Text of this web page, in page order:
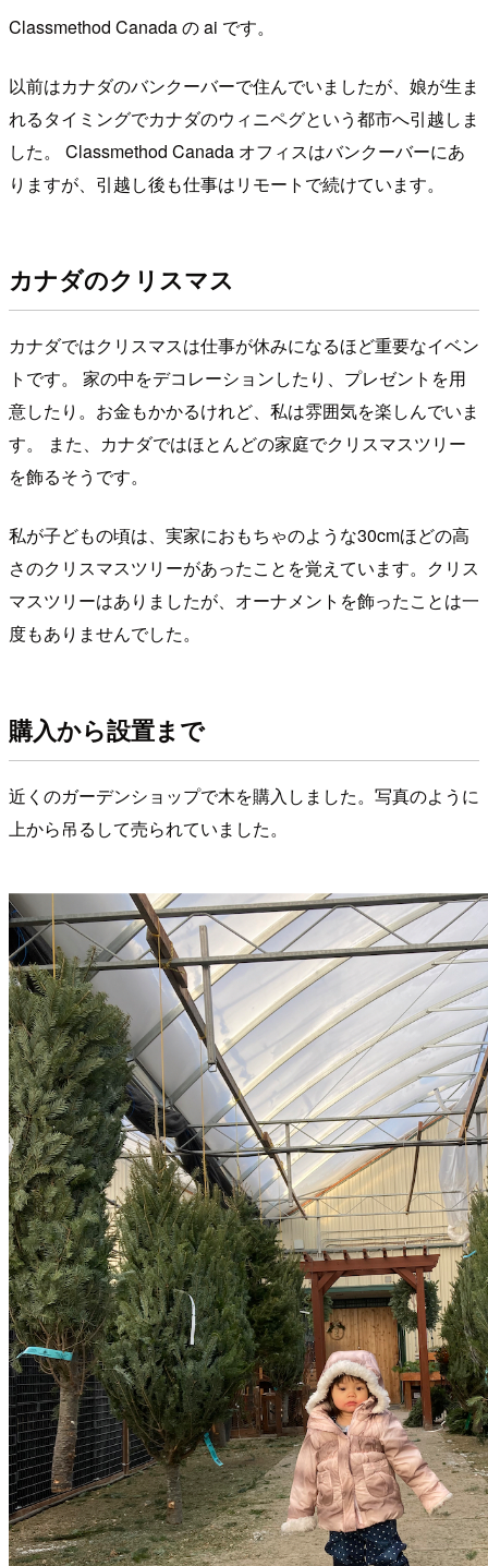
Classmethod Canada の ai です。
以前はカナダのバンクーバーで住んでいましたが、娘が生ま
れるタイミングでカナダのウィニペグという都市へ引越しま
した。 Classmethod Canada オフィスはバンクーバーにあ
りますが、引越し後も仕事はリモートで続けています。
カナダのクリスマス
カナダではクリスマスは仕事が休みになるほど重要なイベン
トです。 家の中をデコレーションしたり、プレゼントを用
意したり。お金もかかるけれど、私は雰囲気を楽しんでいま
す。 また、カナダではほとんどの家庭でクリスマスツリー
を飾るそうです。
私が子どもの頃は、実家におもちゃのような30cmほどの高
さのクリスマスツリーがあったことを覚えています。クリス
マスツリーはありましたが、オーナメントを飾ったことは一
度もありませんでした。
購入から設置まで
近くのガーデンショップで木を購入しました。写真のように
上から吊るして売られていました。